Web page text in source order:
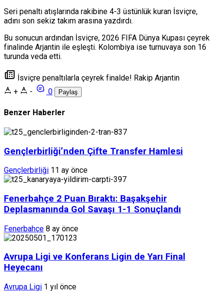
Seri penaltı atışlarında rakibine 4-3 üstünlük kuran İsviçre,
adını son sekiz takım arasına yazdırdı.
Bu sonucun ardından İsviçre, 2026 FIFA Dünya Kupası çeyrek
finalinde Arjantin ile eşleşti. Kolombiya ise turnuvaya son 16
turunda veda etti.
İsviçre penaltılarla çeyrek finalde! Rakip Arjantin
+
- 0 Paylaş
Benzer Haberler
Gençlerbirliği’nden Çifte Transfer Hamlesi
Gençlerbirliği 11 ay önce
Fenerbahçe 2 Puan Bıraktı: Başakşehir
Deplasmanında Gol Savaşı 1-1 Sonuçlandı
Fenerbahçe 8 ay önce
Avrupa Ligi ve Konferans Ligin de Yarı Final
Heyecanı
Avrupa Ligi 1 yıl önce